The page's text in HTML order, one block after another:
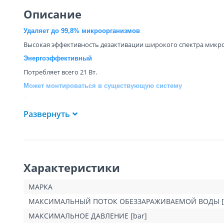
Описание
Удаляет до 99,8% микроорганизмов
Высокая эффективность дезактивации широкого спектра
Энергоэффективный
Потребляет всего 21 Вт.
Может монтироваться в существующую систему
Легкая замена сменного элемента.
Вода подается в корпус ультрафиолетового
Входящий поток воды омывает кварцевый чехол и получает
Кварцевый рукав вокруг лампы предотвращает попадание
Основные преимущества
высокая доза УФ-облучения (30 мДж/см2), достаточная
Развернуть
Характеристики
МАРКА
МАКСИМАЛЬНЫЙ ПОТОК ОБЕЗЗАРАЖИВАЕМОЙ ВОДЫ
МАКСИМАЛЬНОЕ ДАВЛЕНИЕ [bar]